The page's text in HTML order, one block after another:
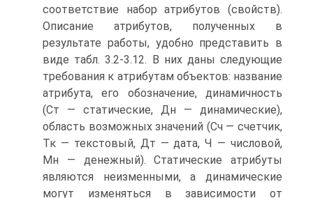
соответствие набор атрибутов (свойств).
Описание атрибутов, полученных в
результате работы, удобно представить в
виде табл. 3.2-3.12. В них даны следующие
требования к атрибутам объектов: название
атрибута, его обозначение, динамичность
(Ст — статические, Дн — динамические),
область возможных значений (Сч — счетчик,
Тк — текстовый, Дт — дата, Ч — числовой,
Мн — денежный). Статические атрибуты
являются неизменными, а динамические
могут изменяться в зависимости от